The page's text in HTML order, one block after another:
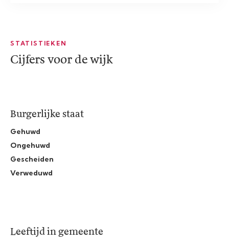
STATISTIEKEN
Cijfers voor de wijk
Burgerlijke staat
Gehuwd
Ongehuwd
Gescheiden
Verweduwd
Leeftijd in gemeente